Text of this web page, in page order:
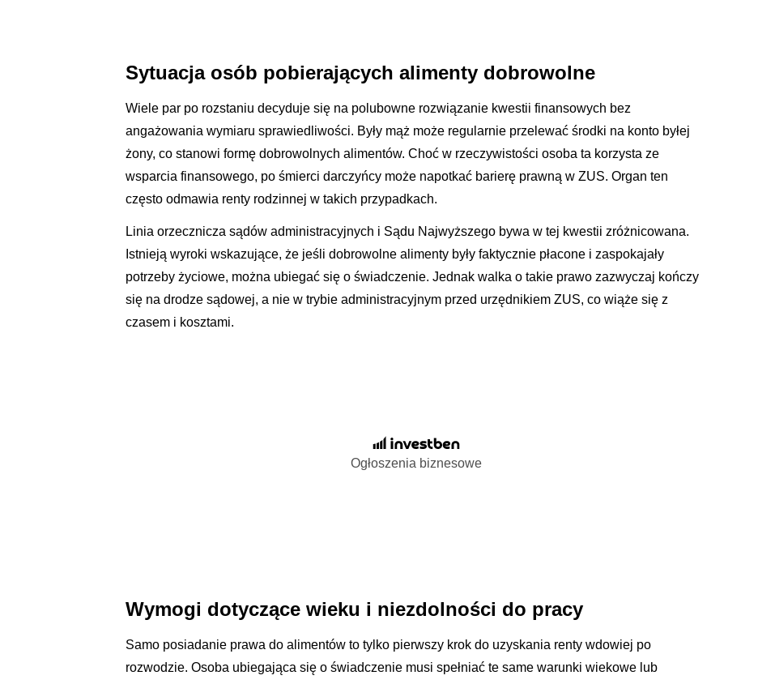
Sytuacja osób pobierających alimenty dobrowolne
Wiele par po rozstaniu decyduje się na polubowne rozwiązanie kwestii finansowych bez
angażowania wymiaru sprawiedliwości. Były mąż może regularnie przelewać środki na konto byłej
żony, co stanowi formę dobrowolnych alimentów. Choć w rzeczywistości osoba ta korzysta ze
wsparcia finansowego, po śmierci darczyńcy może napotkać barierę prawną w ZUS. Organ ten
często odmawia renty rodzinnej w takich przypadkach.
Linia orzecznicza sądów administracyjnych i Sądu Najwyższego bywa w tej kwestii zróżnicowana.
Istnieją wyroki wskazujące, że jeśli dobrowolne alimenty były faktycznie płacone i zaspokajały
potrzeby życiowe, można ubiegać się o świadczenie. Jednak walka o takie prawo zazwyczaj kończy
się na drodze sądowej, a nie w trybie administracyjnym przed urzędnikiem ZUS, co wiąże się z
czasem i kosztami.
Ogłoszenia biznesowe
Wymogi dotyczące wieku i niezdolności do pracy
Samo posiadanie prawa do alimentów to tylko pierwszy krok do uzyskania renty wdowiej po
rozwodzie. Osoba ubiegająca się o świadczenie musi spełniać te same warunki wiekowe lub